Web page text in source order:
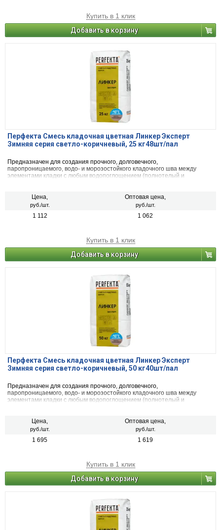
Купить в 1 клик
Добавить в корзину
Перфекта Смесь кладочная цветная Линкер Эксперт
Зимняя серия светло-коричневый, 25 кг48шт/пал
Предназначен для создания прочного, долговечного,
паропроницаемого, водо- и морозостойкого кладочного шва между
элементами кладки с любым водопоглощением (полнотелый и
натурального камня) с одновременной декоративной расшивкой швов
Цена,
руб./шт.
Оптовая цена,
руб./шт.
1 112 1 062
Купить в 1 клик
Добавить в корзину
Перфекта Смесь кладочная цветная Линкер Эксперт
Зимняя серия светло-коричневый, 50 кг40шт/пал
Предназначен для создания прочного, долговечного,
паропроницаемого, водо- и морозостойкого кладочного шва между
элементами кладки с любым водопоглощением (полнотелый и
натурального камня) с одновременной декоративной расшивкой швов
Цена,
руб./шт.
Оптовая цена,
руб./шт.
1 695 1 619
Купить в 1 клик
Добавить в корзину